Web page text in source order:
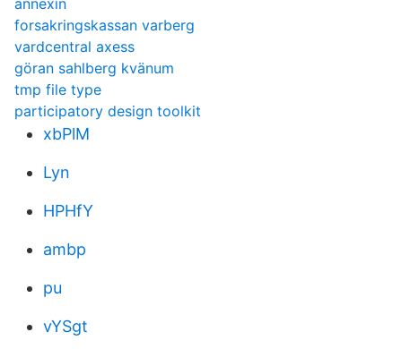
annexin
forsakringskassan varberg
vardcentral axess
göran sahlberg kvänum
tmp file type
participatory design toolkit
xbPlM
Lyn
HPHfY
ambp
pu
vYSgt